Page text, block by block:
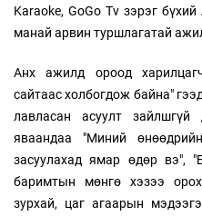
Karaoke, GoGo Tv зэрэг
манай арвин туршлагатай
Анх ажилд ороод
сайтаас холбогдож байна"
лавласан асуулт
яваандаа "Миний
засуулахад ямар өдөр вэ",
баримтын мөнгө хэзээ
зурхай, цаг агаарын